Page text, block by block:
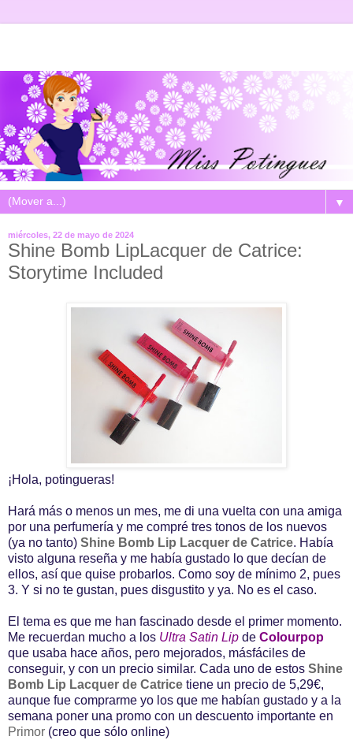
▼
miércoles, 22 de mayo de 2024
Shine Bomb LipLacquer de Catrice:
Storytime Included
¡Hola, potingueras!
Hará más o menos un mes, me di una vuelta con una amiga
por una perfumería y me compré tres tonos de los nuevos
(ya no tanto) Shine Bomb Lip Lacquer de Catrice. Había
visto alguna reseña y me había gustado lo que decían de
ellos, así que quise probarlos. Como soy de mínimo 2, pues
3. Y si no te gustan, pues disgustito y ya. No es el caso.
El tema es que me han fascinado desde el primer momento.
Me recuerdan mucho a los Ultra Satin Lip de Colourpop
que usaba hace años, pero mejorados, másfáciles de
conseguir, y con un precio similar. Cada uno de estos Shine
Bomb Lip Lacquer de Catrice tiene un precio de 5,29€,
aunque fue comprarme yo los que me habían gustado y a la
semana poner una promo con un descuento importante en
Primor (creo que sólo online)